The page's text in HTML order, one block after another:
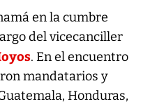
en la cumbre
del vicecanciller
. En el encuentro
mandatarios y
Honduras,